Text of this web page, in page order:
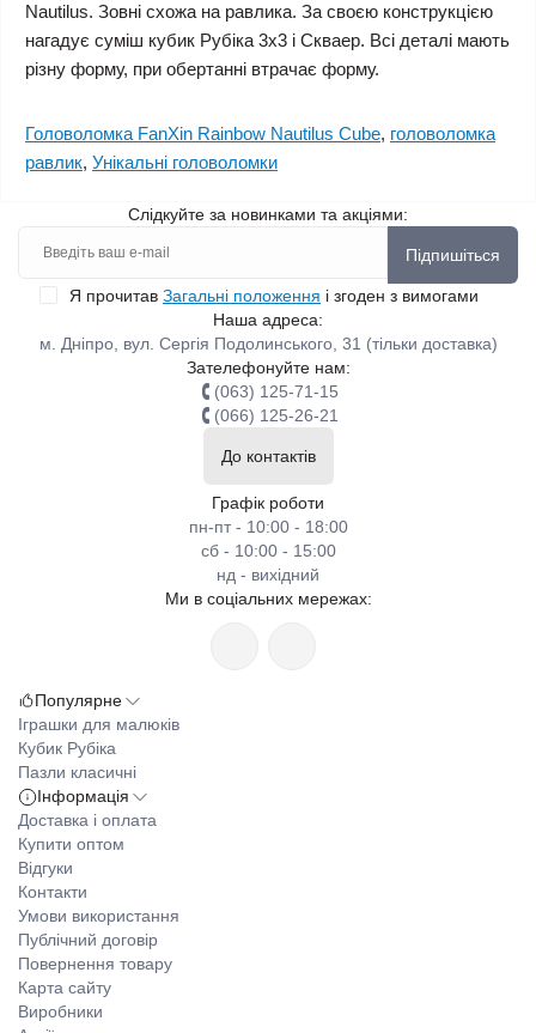
Nautilus. Зовні схожа на равлика. За своєю конструкцією
нагадує суміш кубик Рубіка 3х3 і Скваер. Всі деталі мають
різну форму, при обертанні втрачає форму.
Головоломка FanXin Rainbow Nautilus Cube, головоломка
равлик, Унікальні головоломки
Слідкуйте за новинками та акціями:
Підпишіться
Я прочитав Загальні положення і згоден з вимогами
Наша адреса:
м. Дніпро, вул. Сергія Подолинського, 31 (тільки доставка)
Зателефонуйте нам:
(063) 125-71-15
(066) 125-26-21
До контактів
Графік роботи
пн-пт - 10:00 - 18:00
сб - 10:00 - 15:00
нд - вихідний
Ми в соціальних мережах:
Популярне
Іграшки для малюків
Кубик Рубіка
Пазли класичні
Інформація
Доставка і оплата
Купити оптом
Відгуки
Контакти
Умови використання
Публічний договір
Повернення товару
Карта сайту
Виробники